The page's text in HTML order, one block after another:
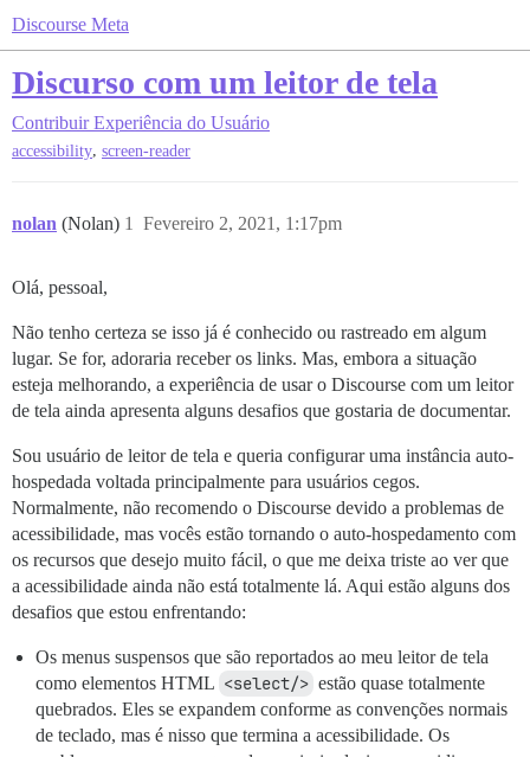
Discourse Meta
Discurso com um leitor de tela
Contribuir Experiência do Usuário
accessibility, screen-reader
nolan (Nolan) Fevereiro 2, 2021, 1:17pm
1
Olá, pessoal,
Não tenho certeza se isso já é conhecido ou rastreado em algum
lugar. Se for, adoraria receber os links. Mas, embora a situação
esteja melhorando, a experiência de usar o Discourse com um leitor
de tela ainda apresenta alguns desafios que gostaria de documentar.
Sou usuário de leitor de tela e queria configurar uma instância auto-
hospedada voltada principalmente para usuários cegos.
Normalmente, não recomendo o Discourse devido a problemas de
acessibilidade, mas vocês estão tornando o auto-hospedamento com
os recursos que desejo muito fácil, o que me deixa triste ao ver que
a acessibilidade ainda não está totalmente lá. Aqui estão alguns dos
desafios que estou enfrentando:
Os menus suspensos que são reportados ao meu leitor de tela
como elementos HTML <select/> estão quase totalmente
quebrados. Eles se expandem conforme as convenções normais
de teclado, mas é nisso que termina a acessibilidade. Os